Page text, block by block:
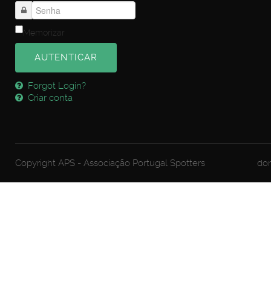
Memorizar
AUTENTICAR
Forgot Login?
Criar conta
Copyright APS - Associação Portugal Spotters